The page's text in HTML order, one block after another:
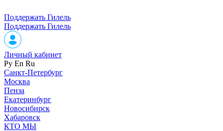
Поддержать Гилель
Поддержать Гилель
Личный кабинет
Ру En Ru
Санкт-Петербург
Москва
Пенза
Екатеринбург
Новосибирск
Хабаровск
КТО МЫ